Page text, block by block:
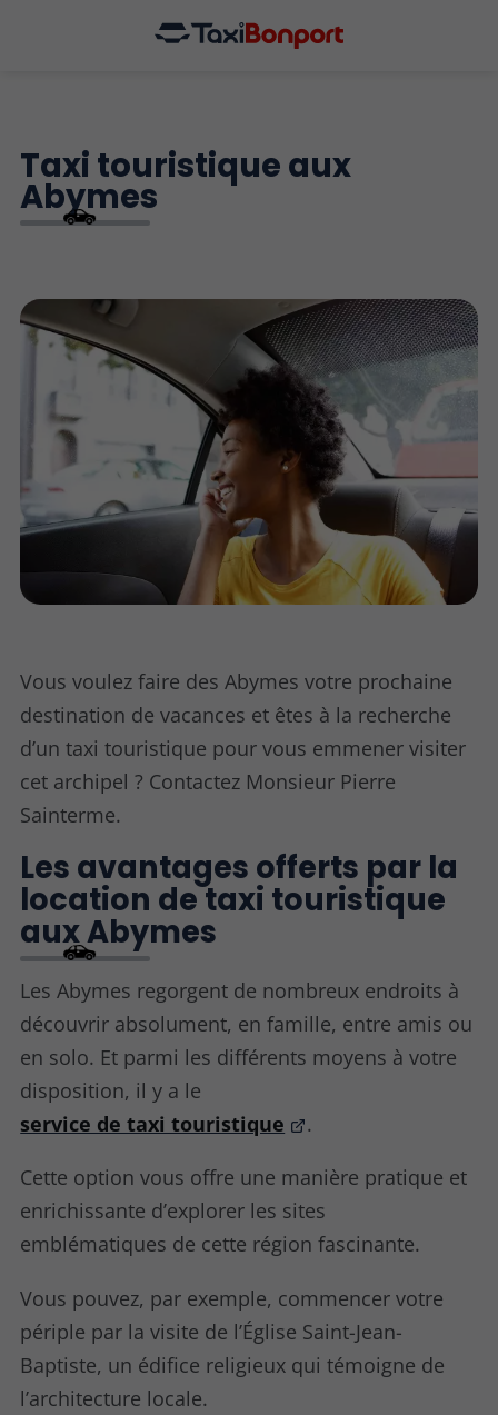
Taxi touristique aux
Abymes
Vous voulez faire des Abymes votre prochaine
destination de vacances et êtes à la recherche
d’un taxi touristique pour vous emmener visiter
cet archipel ? Contactez Monsieur Pierre
Sainterme.
Les avantages offerts par la
location de taxi touristique
aux Abymes
Les Abymes regorgent de nombreux endroits à
découvrir absolument, en famille, entre amis ou
en solo. Et parmi les différents moyens à votre
disposition, il y a le
service de taxi touristique
.
Cette option vous offre une manière pratique et
enrichissante d’explorer les sites
emblématiques de cette région fascinante.
Vous pouvez, par exemple, commencer votre
périple par la visite de l’Église Saint-Jean-
Baptiste, un édifice religieux qui témoigne de
l’architecture locale.